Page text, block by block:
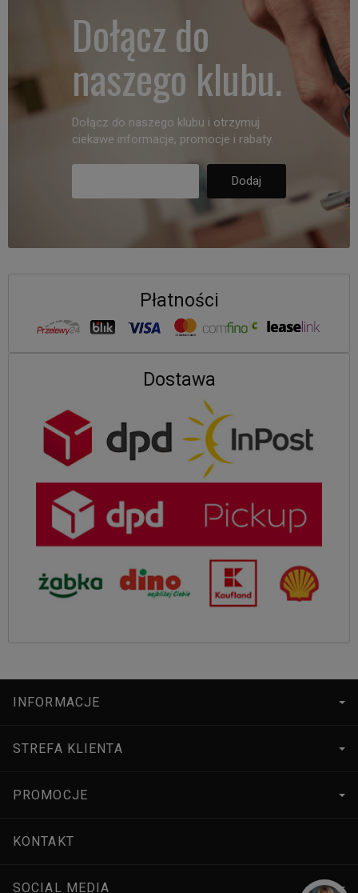
Dołącz do
naszego klubu.
Dołącz do naszego klubu i otrzymuj
ciekawe informacje, promocje i rabaty.
Płatności
Dostawa
INFORMACJE
STREFA KLIENTA
PROMOCJE
KONTAKT
SOCIAL MEDIA